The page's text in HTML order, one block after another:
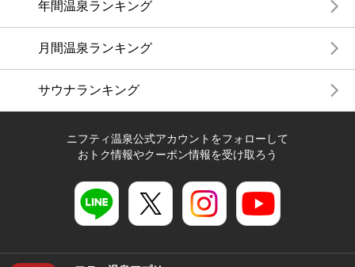
年間温泉ランキング
月間温泉ランキング
サウナランキング
ニフティ温泉公式アカウントをフォローして
おトク情報やクーポン情報を受け取ろう